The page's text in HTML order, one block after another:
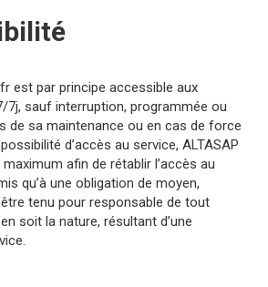
est par principe accessible aux
7j, sauf interruption, programmée ou
de sa maintenance ou en cas de force
d’accès au service, ALTASAP
afin de rétablir l’accès au
qu’à une obligation de moyen,
tenu pour responsable de tout
soit la nature, résultant d’une